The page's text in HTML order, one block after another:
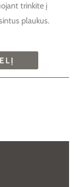
trinkite į
plaukus.